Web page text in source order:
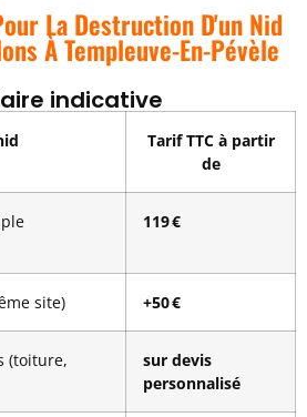
La Destruction D'un Nid
À Templeuve-En-Pévèle
indicative
Tarif TTC à partir
de
119 €
site) +50 €
(toiture,
sur devis
personnalisé